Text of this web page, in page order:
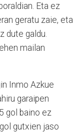
Eta ez
geratu zaie, eta
dute galdu.
mailan
Inmo Azkue
garaipen
gol baino ez
gutxien jaso